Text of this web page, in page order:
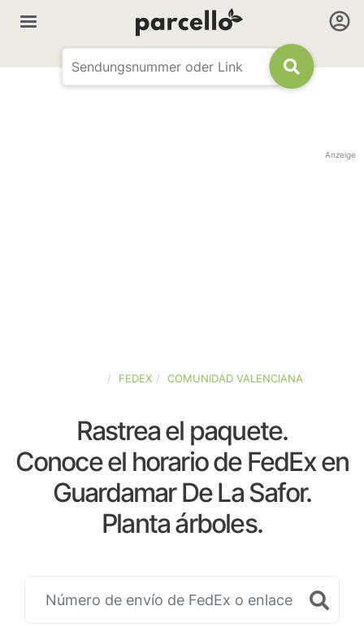
Anzeige
FEDEX COMUNIDAD VALENCIANA
Rastrea el paquete.
Conoce el horario de FedEx en
Guardamar De La Safor.
Planta árboles.